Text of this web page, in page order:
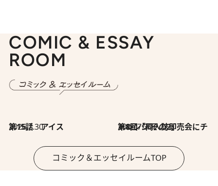
COMIC & ESSAY
ROOM
2026.7.30
第15話 アイス 2026.7.30
第8回「同人誌即売会にチャレンジ その2」
コミック＆エッセイルームTOP